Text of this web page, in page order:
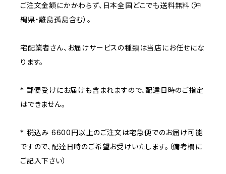
ご注文金額にかかわらず、日本全国どこでも送料無料（沖
縄県・離島孤島含む）。
宅配業者さん、お届けサービスの種類は当店にお任せにな
ります。
* 郵便受けにお届けも含まれますので、配達日時のご指定
はできません。
* 税込み 6600円以上のご注文は宅急便でのお届け可能
ですので、配達日時のご希望お受けいたします。（備考欄に
ご記入下さい）